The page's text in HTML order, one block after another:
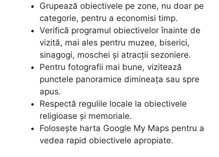
Grupează obiectivele pe zone, nu doar pe
categorie, pentru a economisi timp.
Verifică programul obiectivelor înainte de
vizită, mai ales pentru muzee, biserici,
sinagogi, moschei și atracții sezoniere.
Pentru fotografii mai bune, vizitează
punctele panoramice dimineața sau spre
apus.
Respectă regulile locale la obiectivele
religioase și memoriale.
Folosește harta Google My Maps pentru a
vedea rapid obiectivele apropiate.